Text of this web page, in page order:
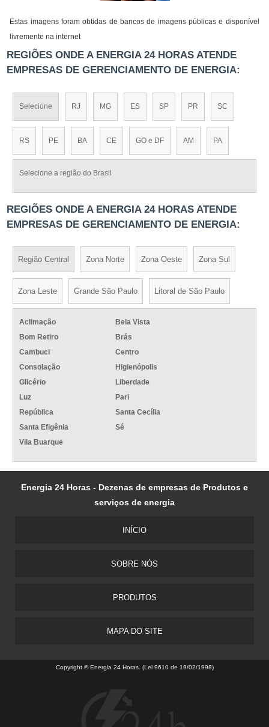
Estas imagens foram obtidas de bancos de imagens públicas e disponível
livremente na internet
REGIÕES ONDE A ENERGIA 24 HORAS ATENDE
EMPRESAS DE GERENCIAMENTO DE ENERGIA:
Selecione RJ MG ES SP PR SC
RS PE BA CE GO e DF AM PA
Selecione a região do Brasil
REGIÕES ONDE A ENERGIA 24 HORAS ATENDE
EMPRESAS DE GERENCIAMENTO DE ENERGIA:
Região Central Zona Norte Zona Oeste Zona Sul
Zona Leste Grande São Paulo Litoral de São Paulo
Aclimação
Bela Vista
Bom Retiro
Brás
Cambuci
Centro
Consolação
Higienópolis
Glicério
Liberdade
Luz
Pari
República
Santa Cecília
Santa Efigênia
Sé
Vila Buarque
Energia 24 Horas - Dezenas de empresas de Produtos e
serviços de energia
INÍCIO
SOBRE NÓS
PRODUTOS
MAPA DO SITE
Copyright © Energia 24 Horas. (Lei 9610 de 19/02/1998)